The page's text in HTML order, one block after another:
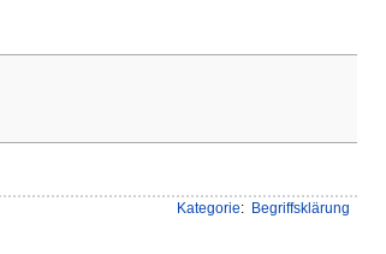
Kategorie: Begriffsklärung